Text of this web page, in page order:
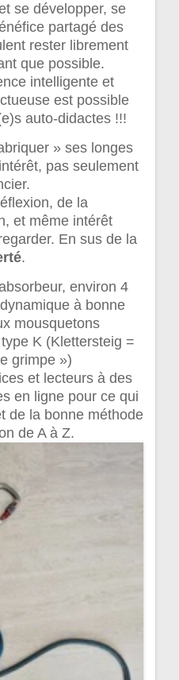
se développer, se
partagé des
rester librement
que possible.
intelligente et
est possible
auto-didactes !!!
» ses longes
pas seulement
de la
et même intérêt
En sus de la
.
environ 4
à bonne
mousquetons
K (Klettersteig =
grimpe »)
et lecteurs à des
en ligne pour ce qui
de la bonne méthode
de A à Z.